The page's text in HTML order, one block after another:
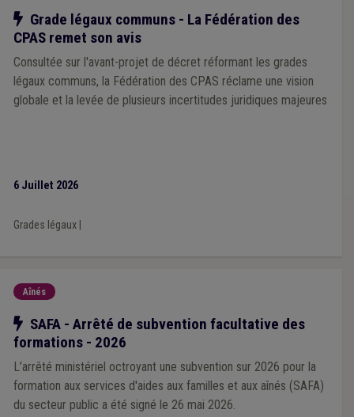
Notre action
Grade légaux communs - La Fédération des
CPAS remet son avis
Consultée sur l'avant-projet de décret réformant les grades
légaux communs, la Fédération des CPAS réclame une vision
globale et la levée de plusieurs incertitudes juridiques majeures
6 Juillet 2026
Grades légaux|
Aînés
Notre action
SAFA - Arrêté de subvention facultative des
formations - 2026
L’arrêté ministériel octroyant une subvention sur 2026 pour la
formation aux services d'aides aux familles et aux aînés (SAFA)
du secteur public a été signé le 26 mai 2026.